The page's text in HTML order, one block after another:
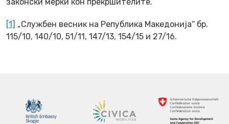
[1] „Службен весник на Република Македонија“ бр.
115/10, 140/10, 51/11, 147/13, 154/15 и 27/16.